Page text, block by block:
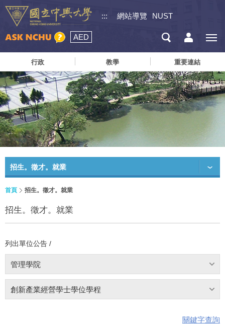
::: 網站導覽 NUST
AED
行政 教學 重要連結
招生。徵才。就業
首頁 招生。徵才。就業
招生。徵才。就業
列出單位公告 /
管理學院
創新產業經營學士學位學程
關鍵字查詢